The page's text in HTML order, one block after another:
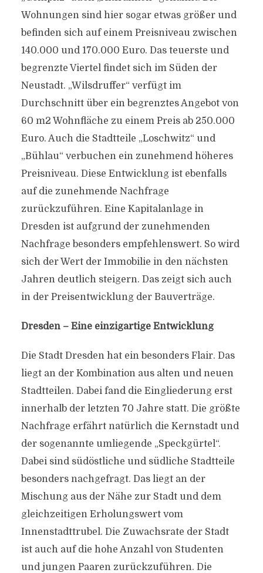
Wohnungen sind hier sogar etwas größer und
befinden sich auf einem Preisniveau zwischen
140.000 und 170.000 Euro. Das teuerste und
begrenzte Viertel findet sich im Süden der
Neustadt. „Wilsdruffer“ verfügt im
Durchschnitt über ein begrenztes Angebot von
60 m2 Wohnfläche zu einem Preis ab 250.000
Euro. Auch die Stadtteile „Loschwitz“ und
„Bühlau“ verbuchen ein zunehmend höheres
Preisniveau. Diese Entwicklung ist ebenfalls
auf die zunehmende Nachfrage
zurückzuführen. Eine Kapitalanlage in
Dresden ist aufgrund der zunehmenden
Nachfrage besonders empfehlenswert. So wird
sich der Wert der Immobilie in den nächsten
Jahren deutlich steigern. Das zeigt sich auch
in der Preisentwicklung der Bauverträge.
Dresden – Eine einzigartige Entwicklung
Die Stadt Dresden hat ein besonders Flair. Das
liegt an der Kombination aus alten und neuen
Stadtteilen. Dabei fand die Eingliederung erst
innerhalb der letzten 70 Jahre statt. Die größte
Nachfrage erfährt natürlich die Kernstadt und
der sogenannte umliegende „Speckgürtel“.
Dabei sind südöstliche und südliche Stadtteile
besonders nachgefragt. Das liegt an der
Mischung aus der Nähe zur Stadt und dem
gleichzeitigen Erholungswert vom
Innenstadttrubel. Die Zuwachsrate der Stadt
ist auch auf die hohe Anzahl von Studenten
und jungen Paaren zurückzuführen. Die